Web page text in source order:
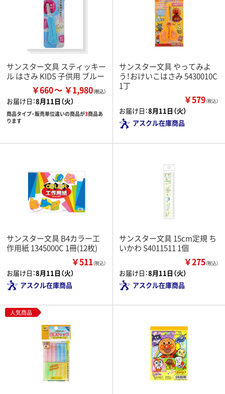
サンスター文具 スティッキー
ル はさみ KIDS 子供用 ブルー
￥660 ￥1,980
お届け日：8月11日（火）
商品タイプ・販売単位違いの商品が3商品あ
ります
サンスター文具 やってみよ
う！おけいこはさみ 5430010C
1丁
￥579（税込）
お届け日：8月11日（火）
アスクル在庫商品
サンスター文具 B4カラー工
作用紙 1345000C 1冊(12枚)
￥511（税込）
お届け日：8月11日（火）
アスクル在庫商品
サンスター文具 15cm定規 ち
いかわ S4011511 1個
￥275（税込）
お届け日：8月11日（火）
アスクル在庫商品
人気商品